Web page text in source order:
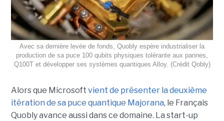
Avec sa dernière levée de fonds, Quobly espère industrialiser la
production de sa puce 100 qubits physiques tolérante aux pannes,
Q100T et développer ses systèmes quantiques Alloy. (Crédit Qobly)
Alors que Microsoft vient de présenter la deuxième
itération de sa puce quantique Majorana, le Français
Quobly avance aussi dans ce domaine. La start-up